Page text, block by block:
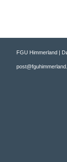
FGU Himmerland |